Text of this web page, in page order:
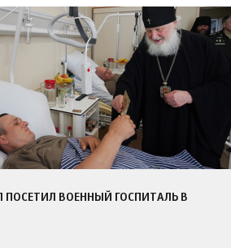
ПОСЕТИЛ ВОЕННЫЙ ГОСПИТАЛЬ В